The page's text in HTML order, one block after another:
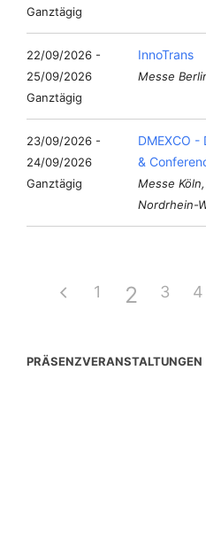
Ganztägig
22/09/2026 -
25/09/2026
Ganztägig
InnoTrans
Messe
23/09/2026 -
24/09/2026
Ganztägig
DMEXCO
&
Messe
Nordrhein-
1 2 3 4
PRÄSENZVERANSTALTUNGEN